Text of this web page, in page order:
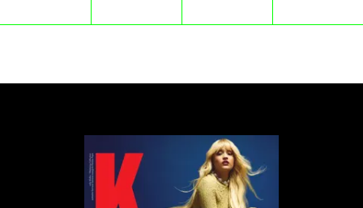
Tatara. Podzielone zostało na dwie części: dzienną –
przestrzeń zamienia się w klubową strefę zabawy.
W środku uwagę zwracają przede wszystkim
kobaltowa posadzka oraz opływowy bar.